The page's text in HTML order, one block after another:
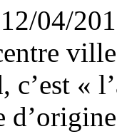
04/
c’est «